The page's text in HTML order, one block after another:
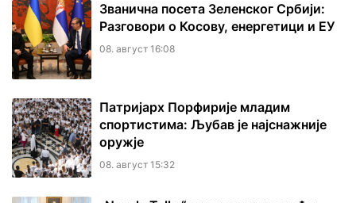
Званична посета Зеленског Србији:
Разговори о Косову, енергетици и ЕУ
08. август 16:08
Патријарх Порфирије младим
спортистима: Љубав је најснажније
оружје
08. август 15:32